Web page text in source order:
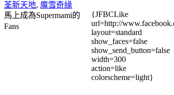
荃新天地, 魔雪奇緣
馬上成為Supermami的
Fans
{JFBCLike
url=http://
layout=standard
show_faces=false
show_send_button=false
width=300
action=like
colorscheme=light}